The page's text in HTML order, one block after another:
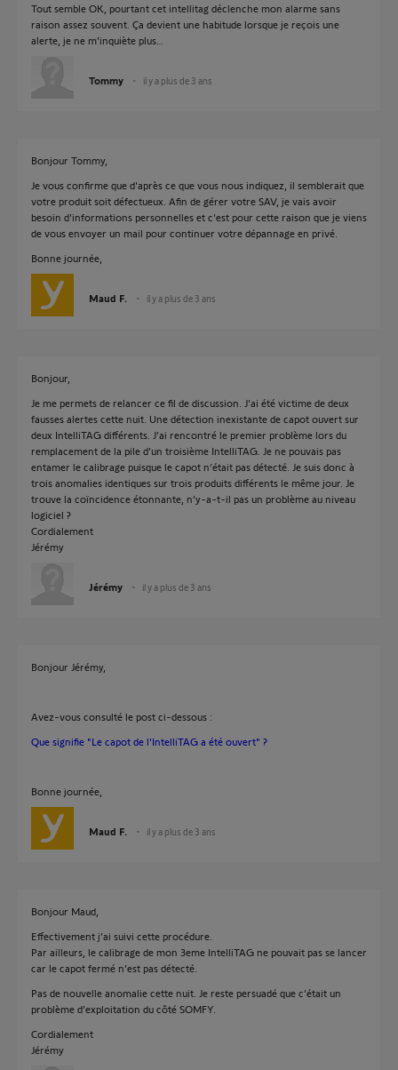
Tout semble OK, pourtant cet intellitag déclenche mon alarme sans
raison assez souvent. Ça devient une habitude lorsque je reçois une
alerte, je ne m’inquiète plus…
Tommy il y a plus de 3 ans
Bonjour Tommy,
Je vous confirme que d'après ce que vous nous indiquez, il semblerait que
votre produit soit défectueux. Afin de gérer votre SAV, je vais avoir
besoin d'informations personnelles et c'est pour cette raison que je viens
de vous envoyer un mail pour continuer votre dépannage en privé.
Bonne journée,
Maud F. il y a plus de 3 ans
Bonjour,
Je me permets de relancer ce fil de discussion. J’ai été victime de deux
fausses alertes cette nuit. Une détection inexistante de capot ouvert sur
deux IntelliTAG différents. J’ai rencontré le premier problème lors du
remplacement de la pile d’un troisième IntelliTAG. Je ne pouvais pas
entamer le calibrage puisque le capot n’était pas détecté. Je suis donc à
trois anomalies identiques sur trois produits différents le même jour. Je
trouve la coïncidence étonnante, n’y-a-t-il pas un problème au niveau
logiciel ?
Cordialement
Jérémy
Jérémy il y a plus de 3 ans
Bonjour Jérémy,
Avez-vous consulté le post ci-dessous :
Que signifie "Le capot de l'IntelliTAG a été ouvert" ?
Bonne journée,
Maud F. il y a plus de 3 ans
Bonjour Maud,
Effectivement j’ai suivi cette procédure.
Par ailleurs, le calibrage de mon 3eme IntelliTAG ne pouvait pas se lancer
car le capot fermé n’est pas détecté.
Pas de nouvelle anomalie cette nuit. Je reste persuadé que c’était un
problème d’exploitation du côté SOMFY.
Cordialement
Jérémy